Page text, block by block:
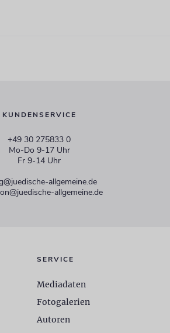
KUNDENSERVICE
+49 30 275833 0
Mo-Do 9-17 Uhr
Fr 9-14 Uhr
allgemeine.de
allgemeine.de
SERVICE
Mediadaten
Fotogalerien
Autoren